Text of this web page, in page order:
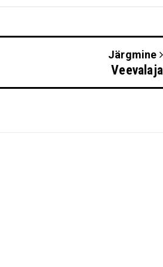
Järgmine
Veevalaja